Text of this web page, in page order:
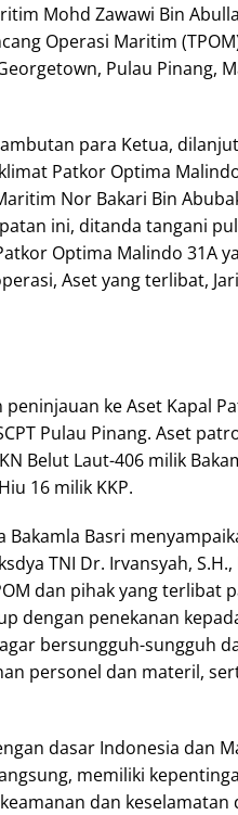
Mohd Zawawi Bin
Operasi Maritim
Pulau Pinang,
para Ketua,
Patkor Optima
Nor Bakari Bin
ini, ditanda tangani
Optima Malindo 31A
Aset yang terlibat,
ke Aset Kapal
Pulau Pinang. Aset
Belut Laut-406 milik
16 milik KKP.
Bakamla Basri
TNI Dr. Irvansyah, S.H.,
dan pihak yang terlibat
dengan penekanan
bersungguh-sungguh
personel dan materil,
dasar Indonesia dan
memiliki
dan keselamatan